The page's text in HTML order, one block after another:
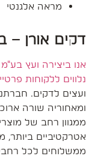
מראה אלגנטי
דקים אורן –
אנו ביצירה ועץ
נלווים ללקוחות
ועצים לדקים.
ומאחוריה שורה
ממגוון רחב של
אטרקטיביים ביותר,
ממשלוחים לכל